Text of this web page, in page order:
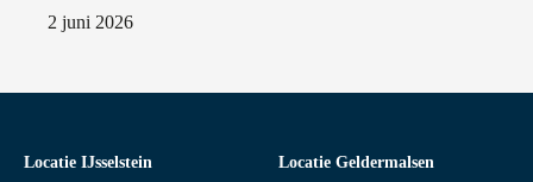
2 juni 2026
Locatie IJsselstein Locatie Geldermalsen